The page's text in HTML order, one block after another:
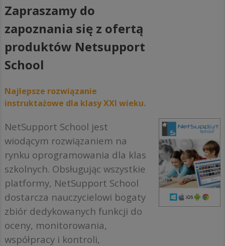
Zapraszamy do
zapoznania się z ofertą
produktów Netsupport
School
Najlepsze rozwiązanie
instruktażowe dla klasy XXI wieku.
NetSupport School jest
wiodącym rozwiązaniem na
rynku oprogramowania dla klas
szkolnych. Obsługując wszystkie
platformy, NetSupport School
dostarcza nauczycielowi bogaty
zbiór dedykowanych funkcji do
oceny, monitorowania,
współpracy i kontroli,